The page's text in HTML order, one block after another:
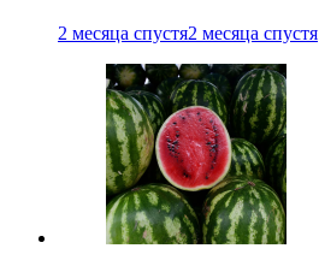
2 месяца спустя2 месяца спустя